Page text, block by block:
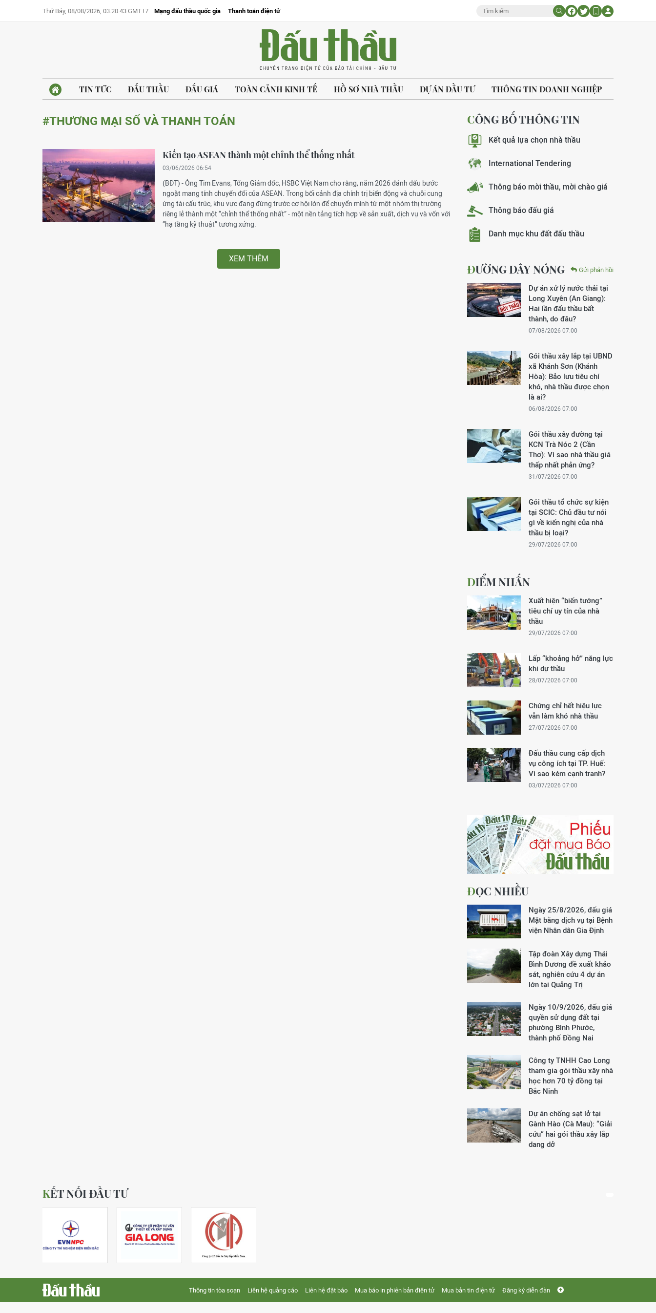
Thứ Bảy, 08/08/2026, 03:20:43 GMT+7 Mạng đấu thầu quốc gia Thanh toán điện tử
TIN TỨC ĐẤU THẦU ĐẤU GIÁ TOÀN CẢNH KINH TẾ HỒ SƠ NHÀ THẦU DỰ ÁN ĐẦU TƯ THÔNG TIN DOANH NGHIỆP
#THƯƠNG MẠI SỐ VÀ THANH TOÁN
Kiến tạo ASEAN thành một chỉnh thể thống nhất
03/06/2026 06:54
(BĐT) - Ông Tim Evans, Tổng Giám đốc, HSBC Việt Nam cho rằng, năm 2026 đánh dấu bước
ngoặt mang tính chuyển đổi của ASEAN. Trong bối cảnh địa chính trị biến động và chuỗi cung
ứng tái cấu trúc, khu vực đang đứng trước cơ hội lớn để chuyển mình từ một nhóm thị trường
riêng lẻ thành một “chỉnh thể thống nhất” - một nền tảng tích hợp về sản xuất, dịch vụ và vốn với
“hạ tầng kỹ thuật” tương xứng.
XEM THÊM
CÔNG BỐ THÔNG TIN
Kết quả lựa chọn nhà thầu
International Tendering
Thông báo mời thầu, mời chào giá
Thông báo đấu giá
Danh mục khu đất đấu thầu
ĐƯỜNG DÂY NÓNG Gửi phản hồi
Dự án xử lý nước thải tại
Long Xuyên (An Giang):
Hai lần đấu thầu bất
thành, do đâu?
07/08/2026 07:00
Gói thầu xây lắp tại UBND
xã Khánh Sơn (Khánh
Hòa): Bảo lưu tiêu chí
khó, nhà thầu được chọn
là ai?
06/08/2026 07:00
Gói thầu xây đường tại
KCN Trà Nóc 2 (Cần
Thơ): Vì sao nhà thầu giá
thấp nhất phản ứng?
31/07/2026 07:00
Gói thầu tổ chức sự kiện
tại SCIC: Chủ đầu tư nói
gì về kiến nghị của nhà
thầu bị loại?
29/07/2026 07:00
ĐIỂM NHẤN
Xuất hiện “biến tướng”
tiêu chí uy tín của nhà
thầu
29/07/2026 07:00
Lấp “khoảng hở” năng lực
khi dự thầu
28/07/2026 07:00
Chứng chỉ hết hiệu lực
vẫn làm khó nhà thầu
27/07/2026 07:00
Đấu thầu cung cấp dịch
vụ công ích tại TP. Huế:
Vì sao kém cạnh tranh?
03/07/2026 07:00
ĐỌC NHIỀU
Ngày 25/8/2026, đấu giá
Mặt bằng dịch vụ tại Bệnh
viện Nhân dân Gia Định
Tập đoàn Xây dựng Thái
Bình Dương đề xuất khảo
sát, nghiên cứu 4 dự án
lớn tại Quảng Trị
Ngày 10/9/2026, đấu giá
quyền sử dụng đất tại
phường Bình Phước,
thành phố Đồng Nai
Công ty TNHH Cao Long
tham gia gói thầu xây nhà
học hơn 70 tỷ đồng tại
Bắc Ninh
Dự án chống sạt lở tại
Gành Hào (Cà Mau): “Giải
cứu” hai gói thầu xây lắp
dang dở
KẾT NỐI ĐẦU TƯ
Thông tin tòa soạn Liên hệ quảng cáo Liên hệ đặt báo Mua báo in phiên bản điện tử Mua bản tin điện tử Đăng ký diễn đàn